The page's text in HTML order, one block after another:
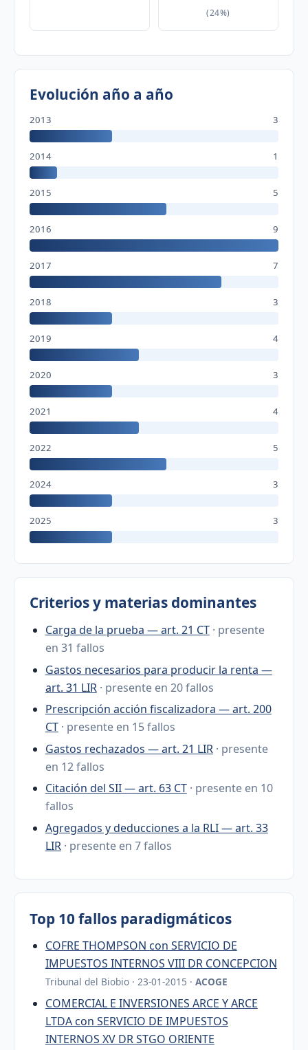
(24%)
Evolución año a año
2013 3
2014 1
2015 5
2016 9
2017 7
2018 3
2019 4
2020 3
2021 4
2022 5
2024 3
2025 3
Criterios y materias dominantes
Carga de la prueba — art. 21 CT · presente
en 31 fallos
Gastos necesarios para producir la renta —
art. 31 LIR · presente en 20 fallos
Prescripción acción fiscalizadora — art. 200
CT · presente en 15 fallos
Gastos rechazados — art. 21 LIR · presente
en 12 fallos
Citación del SII — art. 63 CT · presente en 10
fallos
Agregados y deducciones a la RLI — art. 33
LIR · presente en 7 fallos
Top 10 fallos paradigmáticos
COFRE THOMPSON con SERVICIO DE
IMPUESTOS INTERNOS VIII DR CONCEPCION
Tribunal del Biobio · 23-01-2015 · ACOGE
COMERCIAL E INVERSIONES ARCE Y ARCE
LTDA con SERVICIO DE IMPUESTOS
INTERNOS XV DR STGO ORIENTE